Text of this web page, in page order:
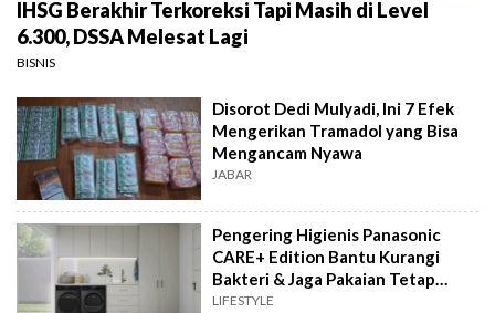
IHSG Berakhir Terkoreksi Tapi Masih di Level
6.300, DSSA Melesat Lagi
BISNIS
Disorot Dedi Mulyadi, Ini 7 Efek
Mengerikan Tramadol yang Bisa
Mengancam Nyawa
JABAR
Pengering Higienis Panasonic
CARE+ Edition Bantu Kurangi
Bakteri & Jaga Pakaian Tetap
Bersih
LIFESTYLE